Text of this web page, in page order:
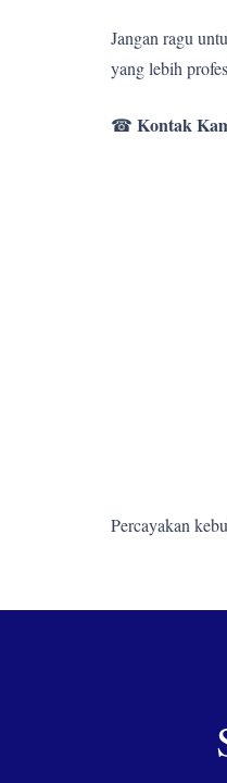
Jangan ragu
yang lebih
☎ Kontak
Percayakan